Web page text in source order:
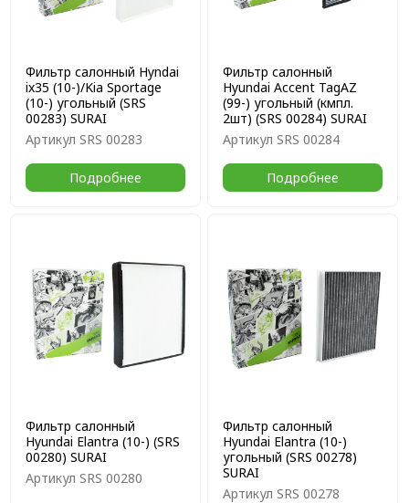
Фильтр салонный Hyndai
ix35 (10-)/Kia Sportage
(10-) угольный (SRS
00283) SURAI
Артикул SRS 00283
Подробнее
Фильтр салонный
Hyundai Accent TagAZ
(99-) угольный (кмпл.
2шт) (SRS 00284) SURAI
Артикул SRS 00284
Подробнее
Фильтр салонный
Hyundai Elantra (10-) (SRS
00280) SURAI
Артикул SRS 00280
Фильтр салонный
Hyundai Elantra (10-)
угольный (SRS 00278)
SURAI
Артикул SRS 00278